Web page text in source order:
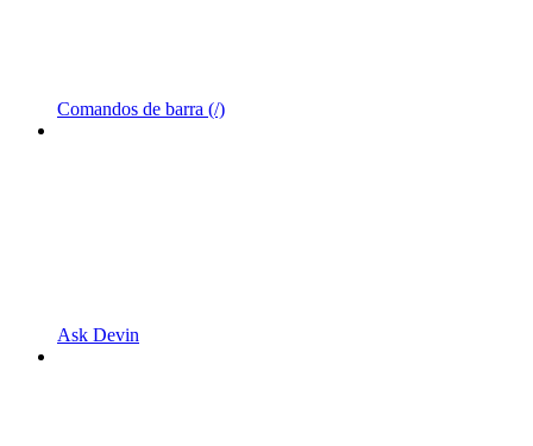
Comandos de barra (/)
Ask Devin